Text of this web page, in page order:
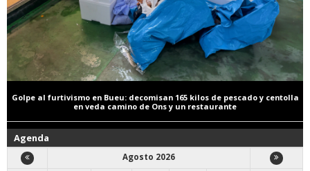
Golpe al furtivismo en Bueu: decomisan 165 kilos de pescado y centolla
en veda camino de Ons y un restaurante
Agenda
Agosto 2026